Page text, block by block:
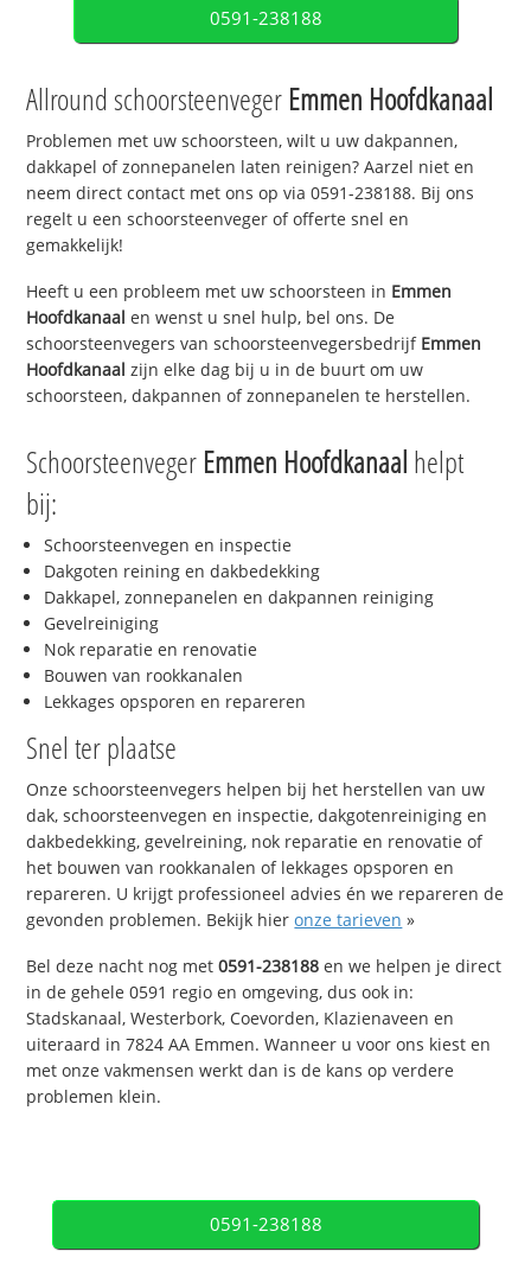
0591-238188
Allround schoorsteenveger Emmen Hoofdkanaal
Problemen met uw schoorsteen, wilt u uw dakpannen,
dakkapel of zonnepanelen laten reinigen? Aarzel niet en
neem direct contact met ons op via 0591-238188. Bij ons
regelt u een schoorsteenveger of offerte snel en
gemakkelijk!
Heeft u een probleem met uw schoorsteen in Emmen
Hoofdkanaal en wenst u snel hulp, bel ons. De
schoorsteenvegers van schoorsteenvegersbedrijf Emmen
Hoofdkanaal zijn elke dag bij u in de buurt om uw
schoorsteen, dakpannen of zonnepanelen te herstellen.
Schoorsteenveger Emmen Hoofdkanaal helpt
bij:
Schoorsteenvegen en inspectie
Dakgoten reining en dakbedekking
Dakkapel, zonnepanelen en dakpannen reiniging
Gevelreiniging
Nok reparatie en renovatie
Bouwen van rookkanalen
Lekkages opsporen en repareren
Snel ter plaatse
Onze schoorsteenvegers helpen bij het herstellen van uw
dak, schoorsteenvegen en inspectie, dakgotenreiniging en
dakbedekking, gevelreining, nok reparatie en renovatie of
het bouwen van rookkanalen of lekkages opsporen en
repareren. U krijgt professioneel advies én we repareren de
gevonden problemen. Bekijk hieronze tarieven »
Bel deze nacht nog met0591-238188 en we helpen je direct
in de gehele 0591 regio en omgeving, dus ook in:
Stadskanaal, Westerbork, Coevorden, Klazienaveen en
uiteraard in 7824 AA Emmen. Wanneer u voor ons kiest en
met onze vakmensen werkt dan is de kans op verdere
problemen klein.
0591-238188